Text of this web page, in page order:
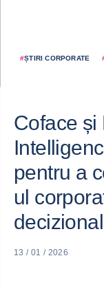
#ȘTIRI CORPORATE
Coface și
pentru a
ul
decizional
13 / 01 / 2026